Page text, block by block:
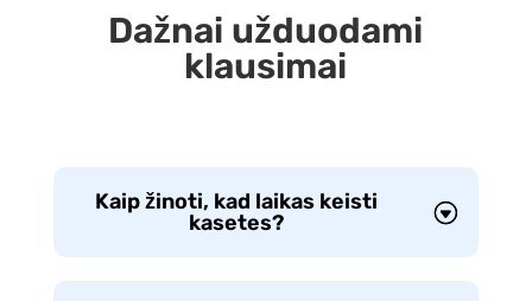
Dažnai užduodami
klausimai
Kaip žinoti, kad laikas keisti
kasetes?